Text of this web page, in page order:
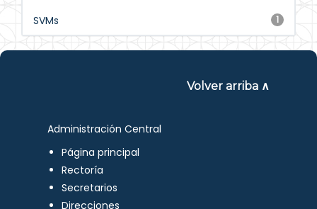
1
SVMs
Volver arriba ∧
Administración Central
Página principal
Rectoría
Secretarios
Direcciones